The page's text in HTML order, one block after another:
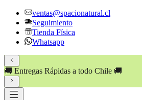
ventas@spacionatural.cl
Seguimiento
Tienda Física
Whatsapp
🚚 Entregas Rápidas a todo Chile 🚚